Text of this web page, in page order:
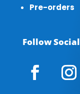
Pre-orders
Follow Social